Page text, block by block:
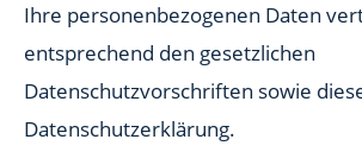
Ihre personenbezogenen Daten
entsprechend den gesetzlichen
Datenschutzvorschriften sowie
Datenschutzerklärung.